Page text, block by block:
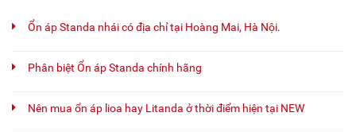
Ổn áp Standa nhái có địa chỉ tại Hoàng Mai, Hà Nội.
Phân biệt Ổn áp Standa chính hãng
Nên mua ổn áp lioa hay Litanda ở thời điểm hiện tại NEW